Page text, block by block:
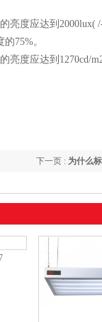
面上的亮度应达到
75%。
亮度应达到1270cd/
下一页 : 为什么